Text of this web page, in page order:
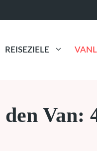
REISEZIELE
Van: